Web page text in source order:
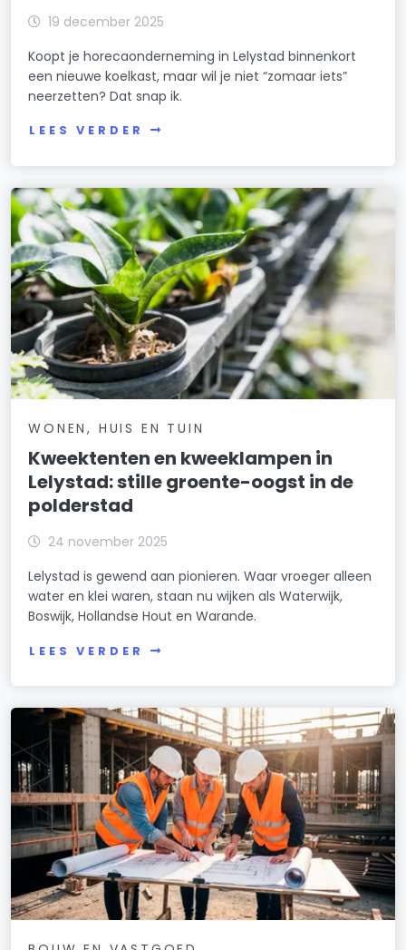
19 december 2025
Koopt je horecaonderneming in Lelystad binnenkort
een nieuwe koelkast, maar wil je niet “zomaar iets”
neerzetten? Dat snap ik.
LEES VERDER
WONEN, HUIS EN TUIN
Kweektenten en kweeklampen in
Lelystad: stille groente-oogst in de
polderstad
24 november 2025
Lelystad is gewend aan pionieren. Waar vroeger alleen
water en klei waren, staan nu wijken als Waterwijk,
Boswijk, Hollandse Hout en Warande.
LEES VERDER